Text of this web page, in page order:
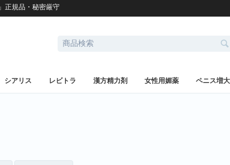
」正規品・秘密厳守
シアリス レビトラ 漢方精力剤 女性用媚薬 ペニス増大